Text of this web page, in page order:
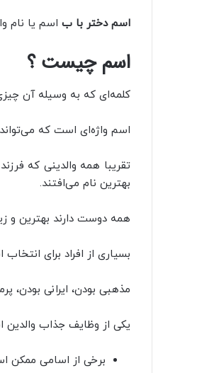
اسم دختر با ب اسم یا نام‌
اسم چیست ؟
کلمه‌ای که به وسیله آن
اسم واژه‌ای است که
تقریبا همه والدینی که
بهترین نام می‌افتند.
همه دوست دارند بهترین و
بسیاری از افراد برای
مذهبی بودن، ایرانی بودن،
یکی از وظایف جذاب والدین
برخی از اسامی ممکن